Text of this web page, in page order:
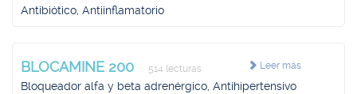
Antibiótico, Antiinflamatorio
Leer más
BLOCAMINE 200 514 lecturas
Bloqueador alfa y beta adrenérgico, Antihipertensivo